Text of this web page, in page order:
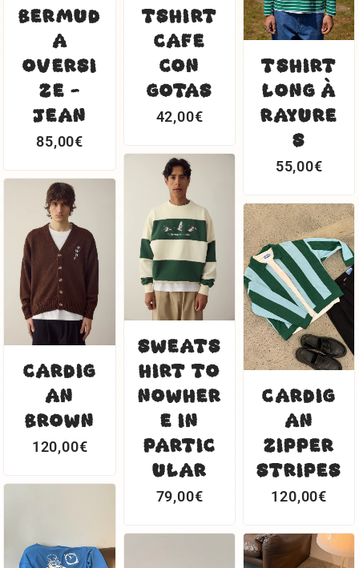
BERMUD
A
OVERSI
ZE -
JEAN
85,00€
TSHIRT
CAFE
CON
GOTAS
42,00€
TSHIRT
LONG À
RAYURE
S
55,00€
SWEATS
HIRT TO
NOWHER
E IN
PARTIC
ULAR
79,00€
CARDIG
AN
BROWN
120,00€
CARDIG
AN
ZIPPER
STRIPES
120,00€